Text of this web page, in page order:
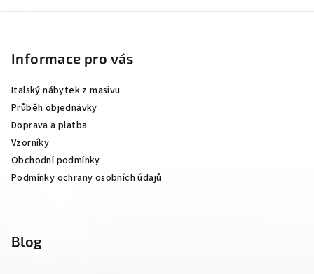
Informace pro vás
Italský nábytek z masivu
Průběh objednávky
Doprava a platba
Vzorníky
Obchodní podmínky
Podmínky ochrany osobních údajů
Blog